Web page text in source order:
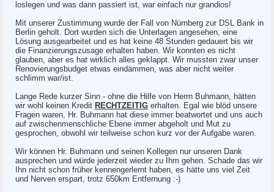
loslegen und was dann passiert ist, war einfach nur grandios!
Mit unserer Zustimmung wurde der Fall von Nürnberg zur DSL Bank in
Berlin geholt. Dort wurden sich die Unterlagen angesehen, eine
Lösung ausgearbeitet und es hat keine 48 Stunden gedauert bis wir
die Finanzierungszusage erhalten haben. Wir konnten es nicht
glauben, aber es hat wirklich alles geklappt. Wir mussten zwar unser
Renovierungsbudget etwas eindämmen, was aber nicht weiter
schlimm war/ist.
Lange Rede kurzer Sinn - ohne die Hilfe von Herrn Buhmann, hätten
wir wohl keinen Kredit RECHTZEITIG erhalten. Egal wie blöd unsere
Fragen waren, Hr. Buhmann hat diese immer beatwortet und uns auch
auf zwischenmenschliche Ebene immer abgeholt und Mut zu
gesprochen, obwohl wir teilweise schon kurz vor der Aufgabe waren.
Wir können Hr. Buhmann und seinen Kollegen nur unseren Dank
ausprechen und würde jederzeit wieder zu Ihm gehen. Schade das wir
Ihn nicht schon früher kennengerlernt haben, es hätte uns viel Zeit
und Nerven erspart, trotz 650km Entfernung :-)